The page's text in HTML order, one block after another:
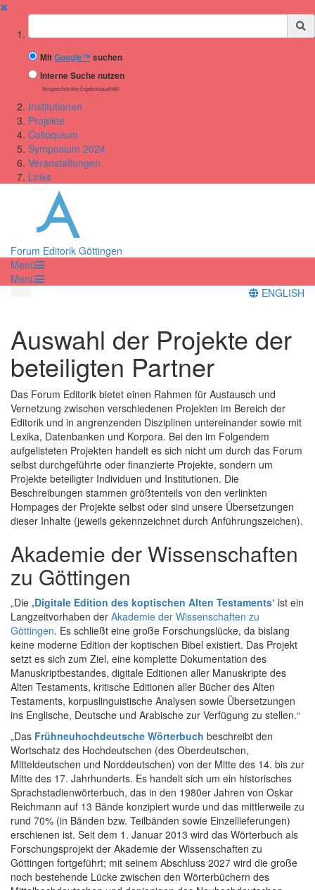
✖
Suchbegriff
MitGoogle™suchen
Interne Suche nutzen
(eingeschränkte Ergebnisqualität)
Institutionen
Projekte
Colloquium
Symposium 2024
Veranstaltungen
Links
Forum Editorik Göttingen
Menü
Menü
ENGLISH
Auswahl der Projekte der
beteiligten Partner
Das Forum Editorik bietet einen Rahmen für Austausch und
Vernetzung zwischen verschiedenen Projekten im Bereich der
Editorik und in angrenzenden Disziplinen untereinander sowie mit
Lexika, Datenbanken und Korpora. Bei den im Folgendem
aufgelisteten Projekten handelt es sich nicht um durch das Forum
selbst durchgeführte oder finanzierte Projekte, sondern um
Projekte beteiligter Individuen und Institutionen. Die
Beschreibungen stammen größtenteils von den verlinkten
Hompages der Projekte selbst oder sind unsere Übersetzungen
dieser Inhalte (jeweils gekennzeichnet durch Anführungszeichen).
Akademie der Wissenschaften
zu Göttingen
„Die ,Digitale Edition des koptischen Alten Testaments‘ ist ein
Langzeitvorhaben der Akademie der Wissenschaften zu
Göttingen. Es schließt eine große Forschungslücke, da bislang
keine moderne Edition der koptischen Bibel existiert. Das Projekt
setzt es sich zum Ziel, eine komplette Dokumentation des
Manuskriptbestandes, digitale Editionen aller Manuskripte des
Alten Testaments, kritische Editionen aller Bücher des Alten
Testaments, korpuslinguistische Analysen sowie Übersetzungen
ins Englische, Deutsche und Arabische zur Verfügung zu stellen.“
„Das Frühneuhochdeutsche Wörterbuch beschreibt den
Wortschatz des Hochdeutschen (des Oberdeutschen,
Mitteldeutschen und Norddeutschen) von der Mitte des 14. bis zur
Mitte des 17. Jahrhunderts. Es handelt sich um ein historisches
Sprachstadienwörterbuch, das in den 1980er Jahren von Oskar
Reichmann auf 13 Bände konzipiert wurde und das mittlerweile zu
rund 70% (in Bänden bzw. Teilbänden sowie Einzellieferungen)
erschienen ist. Seit dem 1. Januar 2013 wird das Wörterbuch als
Forschungsprojekt der Akademie der Wissenschaften zu
Göttingen fortgeführt; mit seinem Abschluss 2027 wird die große
noch bestehende Lücke zwischen den Wörterbüchern des